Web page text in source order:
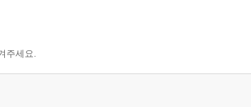
주세요.